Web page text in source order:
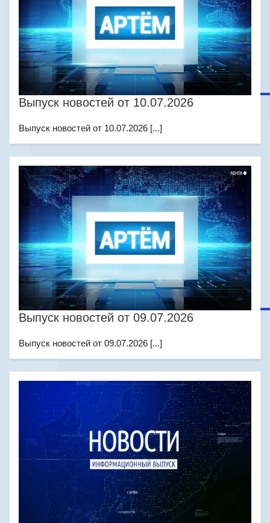
Выпуск новостей от 10.07.2026
Выпуск новостей от 10.07.2026 [...]
Выпуск новостей от 09.07.2026
Выпуск новостей от 09.07.2026 [...]